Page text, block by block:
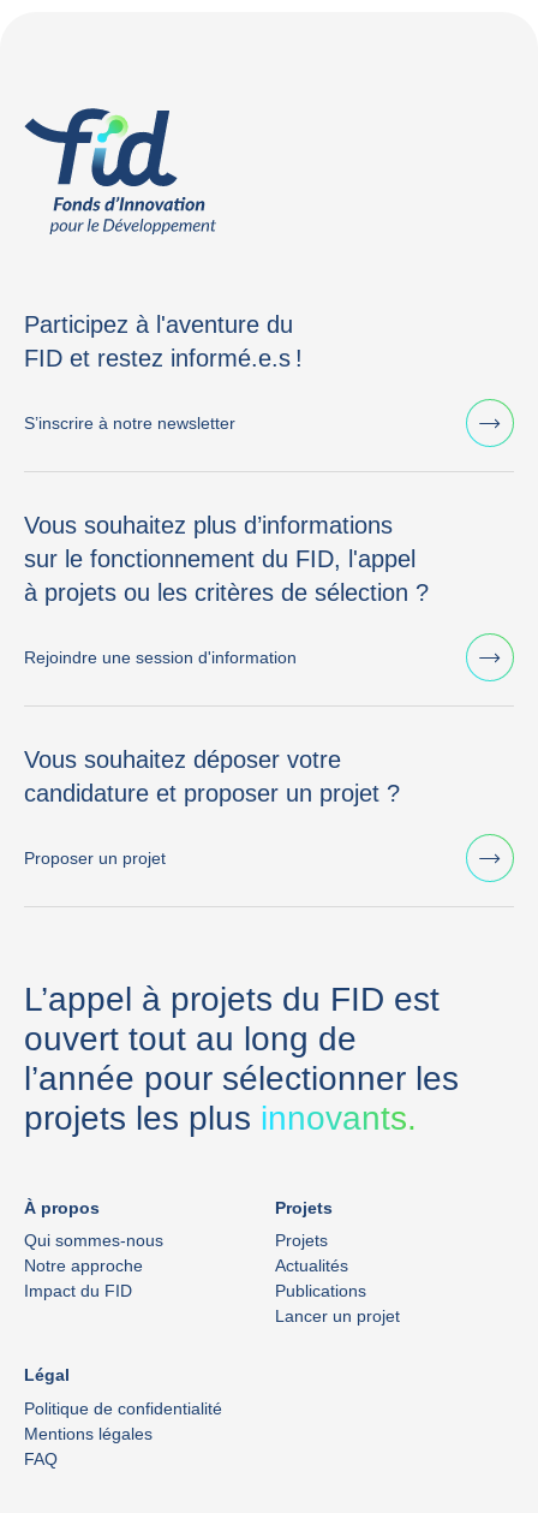
Participez à l'aventure du
FID et restez informé.e.s !
S’inscrire à notre newsletter
Vous souhaitez plus d’informations
sur le fonctionnement du FID, l'appel
à projets ou les critères de sélection ?
Rejoindre une session d'information
Vous souhaitez déposer votre
candidature et proposer un projet ?
Proposer un projet
L’appel à projets du FID est
ouvert tout au long de
l’année pour sélectionner les
projets les plus innovants.
À propos
Qui sommes-nous
Notre approche
Impact du FID
Projets
Projets
Actualités
Publications
Lancer un projet
Légal
Politique de confidentialité
Mentions légales
FAQ